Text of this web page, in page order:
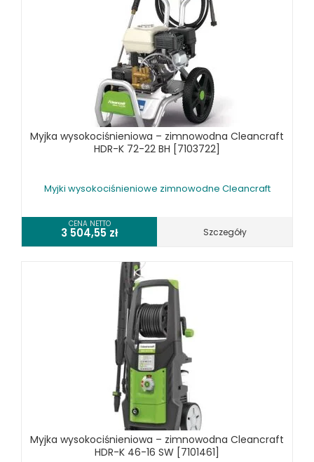
Myjka wysokociśnieniowa – zimnowodna Cleancraft
HDR-K 72-22 BH [7103722]
Myjki wysokociśnieniowe zimnowodne Cleancraft
CENA NETTO
3 504,55 zł Szczegóły
Myjka wysokociśnieniowa – zimnowodna Cleancraft
HDR-K 46-16 SW [7101461]